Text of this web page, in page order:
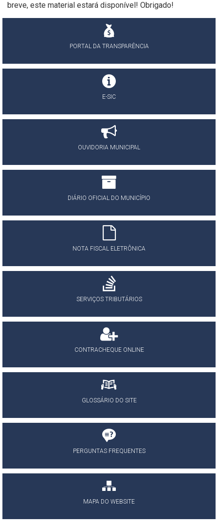
breve, este material estará disponível! Obrigado!
PORTAL DA TRANSPARÊNCIA
E-SIC
OUVIDORIA MUNICIPAL
DIÁRIO OFICIAL DO MUNICÍPIO
NOTA FISCAL ELETRÔNICA
SERVIÇOS TRIBUTÁRIOS
CONTRACHEQUE ONLINE
GLOSSÁRIO DO SITE
PERGUNTAS FREQUENTES
MAPA DO WEBSITE